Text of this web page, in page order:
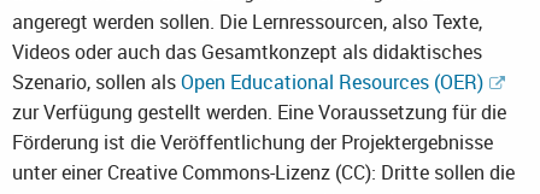
angeregt werden sollen. Die Lernressourcen, also Texte,
Videos oder auch das Gesamtkonzept als didaktisches
Szenario, sollen alsOpen Educational Resources (OER)
zur Verfügung gestellt werden. Eine Voraussetzung für die
Förderung ist die Veröffentlichung der Projektergebnisse
unter einer Creative Commons-Lizenz (CC): Dritte sollen die